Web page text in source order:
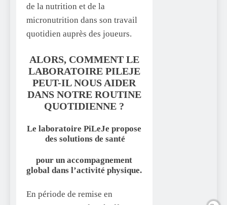
de la nutrition et de la
micronutrition dans son travail
quotidien auprès des joueurs.
ALORS, COMMENT LE
LABORATOIRE PILEJE
PEUT-IL NOUS AIDER
DANS NOTRE ROUTINE
QUOTIDIENNE ?
Le laboratoire PiLeJe propose
des solutions de santé
pour un accompagnement
global dans l’activité physique.
En période de remise en